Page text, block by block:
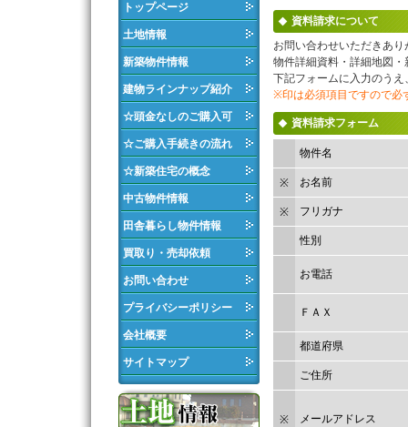
トップページ
土地情報
新築物件情報
建物ラインナップ紹介
☆頭金なしのご購入可
☆ご購入手続きの流れ
☆新築住宅の概念
中古物件情報
田舎暮らし物件情報
買取り・売却依頼
お問い合わせ
プライバシーポリシー
会社概要
サイトマップ
資料請求について
お問い合わせいただきあ
物件詳細資料・詳細地図
下記フォームに入力のう
※印は必須項目ですので必
資料請求フォーム
物件名
※ お名前
※ フリガナ
性別
お電話
ＦＡＸ
都道府県
ご住所
※ メールアドレス